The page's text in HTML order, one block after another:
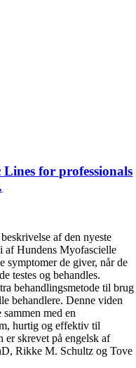
for professionals
af den nyeste
af Hundens Myofascielle
symptomer de giver, når de
testes og behandles.
behandlingsmetode til brug
behandlere. Denne viden
sammen med en
hurtig og effektiv til
er skrevet på engelsk af
Rikke M. Schultz og Tove